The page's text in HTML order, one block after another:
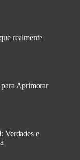
realmente
Aprimorar
Verdades e